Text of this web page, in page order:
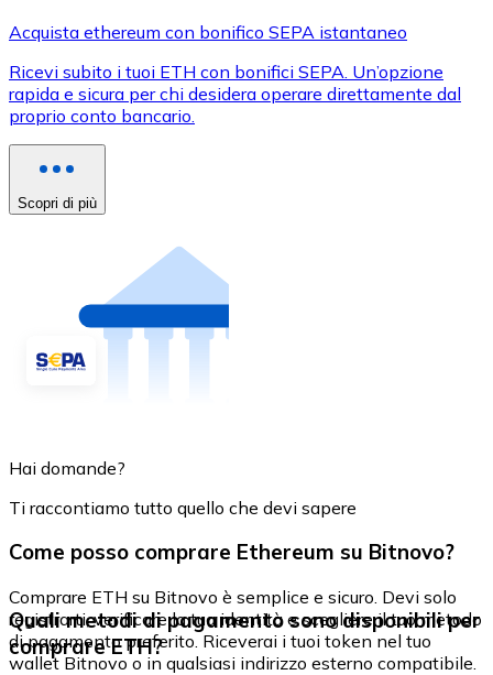
Acquista ethereum con bonifico SEPA istantaneo
Ricevi subito i tuoi ETH con bonifici SEPA. Un’opzione
rapida e sicura per chi desidera operare direttamente dal
proprio conto bancario.
Scopri di più
Hai domande?
Ti raccontiamo tutto quello che devi sapere
Come posso comprare Ethereum su Bitnovo?
Comprare ETH su Bitnovo è semplice e sicuro. Devi solo
registrarti, verificare la tua identità e scegliere il tuo metodo
di pagamento preferito. Riceverai i tuoi token nel tuo
wallet Bitnovo o in qualsiasi indirizzo esterno compatibile.
Quali metodi di pagamento sono disponibili per
comprare ETH?